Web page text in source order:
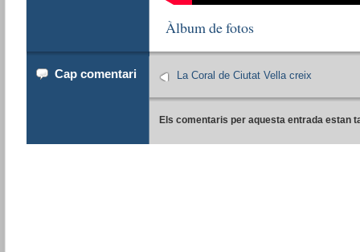
Àlbum de fotos
Cap comentari La Coral de Ciutat Vella creix
Els comentaris per aquesta entrada estan